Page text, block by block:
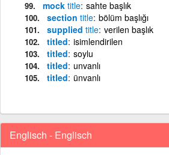
mock title sahte başlık
section title bölüm başlığı
supplied title verilen başlık
titled isimlendirilen
titled soylu
titled unvanlı
titled ünvanlı
Englisch - Englisch